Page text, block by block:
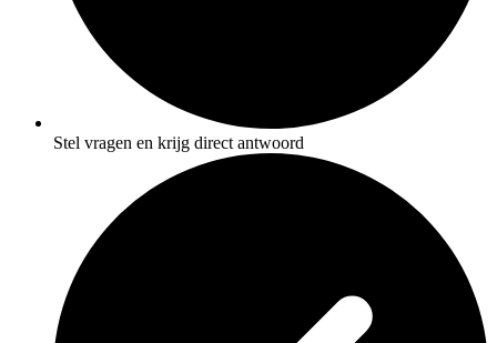
Stel vragen en krijg direct antwoord